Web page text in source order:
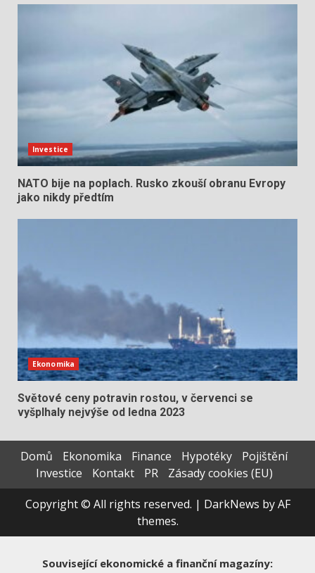
Investice
NATO bije na poplach. Rusko zkouší obranu Evropy
jako nikdy předtím
Ekonomika
Světové ceny potravin rostou, v červenci se
vyšplhaly nejvýše od ledna 2023
Domů Ekonomika Finance Hypotéky
Pojištění
Investice
Kontakt PR
Zásady cookies (EU)
Copyright © All rights reserved. | DarkNews by AF
themes.
Související ekonomické a finanční magazíny: